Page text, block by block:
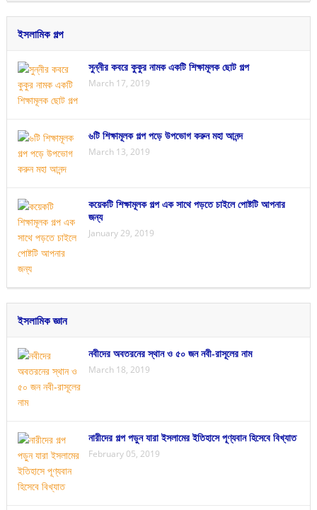
ইসলামিক গল্প
সুন্নীর কবরে কুকুর নামক একটি শিক্ষামূলক ছোট গল্প
March 17, 2019
৬টি শিক্ষামূলক গল্প পড়ে উপভোগ করুন মহা আনন্দ
March 13, 2019
কয়েকটি শিক্ষামূলক গল্প এক সাথে পড়তে চাইলে পোষ্টটি আপনার
জন্য
January 29, 2019
ইসলামিক জ্ঞান
নবীদের অবতরনের স্থান ও ৫০ জন নবী-রাসূলের নাম
March 18, 2019
নারীদের গল্প পড়ুন যারা ইসলামের ইতিহাসে পূণ্যবান হিসেবে বিখ্যাত
February 05, 2019